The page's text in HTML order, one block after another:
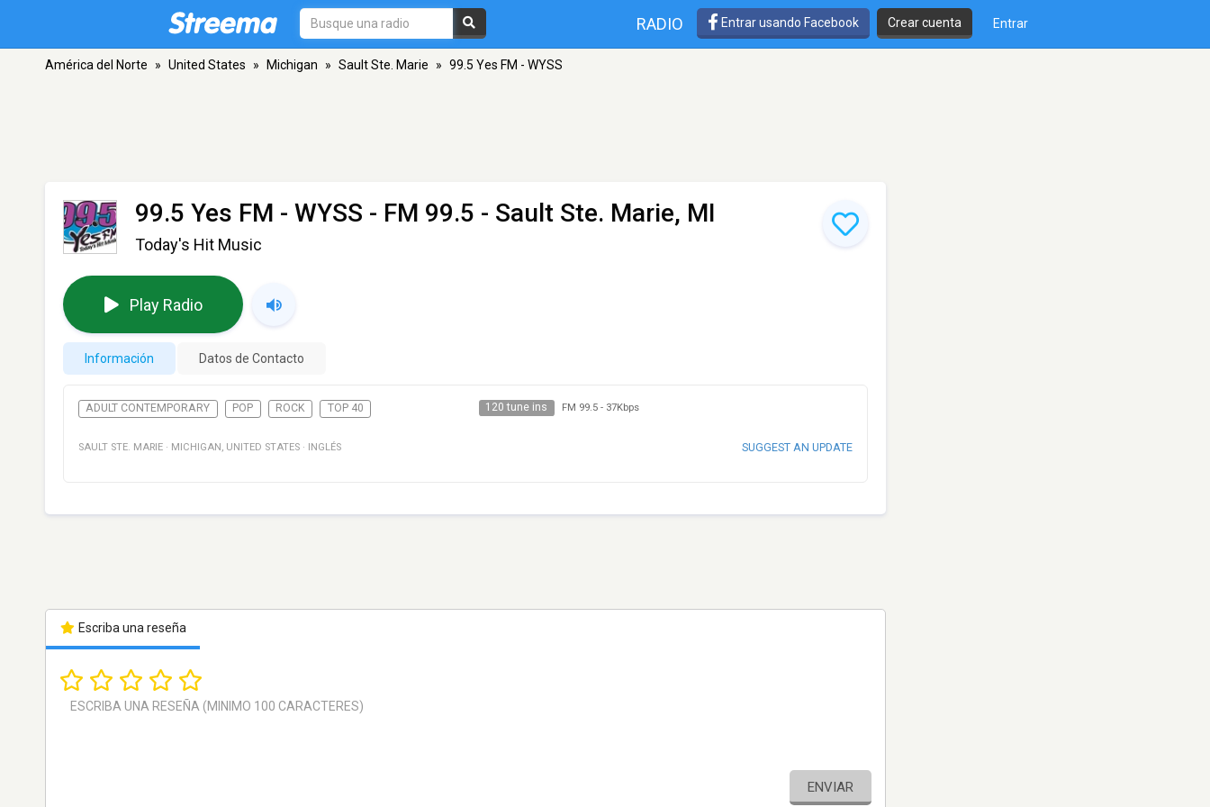
RADIO Entrar usando Facebook Crear cuenta Entrar
América del Norte » United States » Michigan » Sault Ste. Marie » 99.5 Yes FM - WYSS
99.5 Yes FM - WYSS - FM 99.5 - Sault Ste. Marie, MI
Today's Hit Music
Play Radio
Información Datos de Contacto
ADULT CONTEMPORARY POP ROCK TOP 40 120 tune ins FM 99.5- 37Kbps
SAULT STE. MARIE · MICHIGAN , UNITED STATES · INGLÉS SUGGEST AN UPDATE
Escriba una reseña
ENVIAR